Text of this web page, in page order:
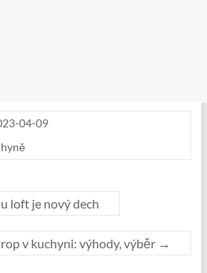
04-09
loft je nový dech
v kuchyni: výhody, výběr →